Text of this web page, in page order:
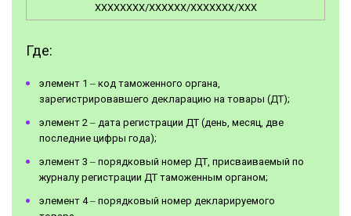
XXXXXXXX/XXXXXX/XXXXXXX/XXX
Где:
элемент 1 ‒ код таможенного органа,
зарегистрировавшего декларацию на товары (ДТ);
элемент 2 ‒ дата регистрации ДТ (день, месяц, две
последние цифры года);
элемент 3 ‒ порядковый номер ДТ, присваиваемый по
журналу регистрации ДТ таможенным органом;
элемент 4 ‒ порядковый номер декларируемого